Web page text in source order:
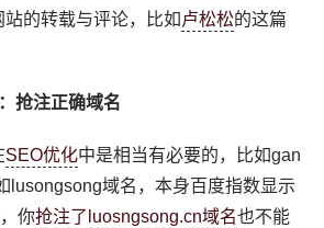
的转载与评论，比如 卢松松的这篇
抢注正确域名
SEO优化中是相当有必要的，比如gan
lusongsong域名，本身百度指数显示
你抢注了luosngsong.cn域名也不能